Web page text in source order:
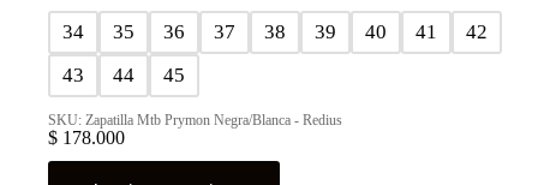
34 35 36 37 38 39 40 41
42
43
44 45
SKU: Zapatilla Mtb Prymon Negra/Blanca - Redius
$ 178.000
Este